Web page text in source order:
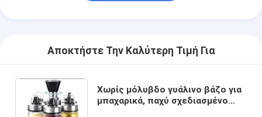
Αποκτήστε Την Καλύτερη Τιμή Για
Χωρίς μόλυβδο γυάλινο βάζο για
μπαχαρικά, παχύ σχεδιασμένο